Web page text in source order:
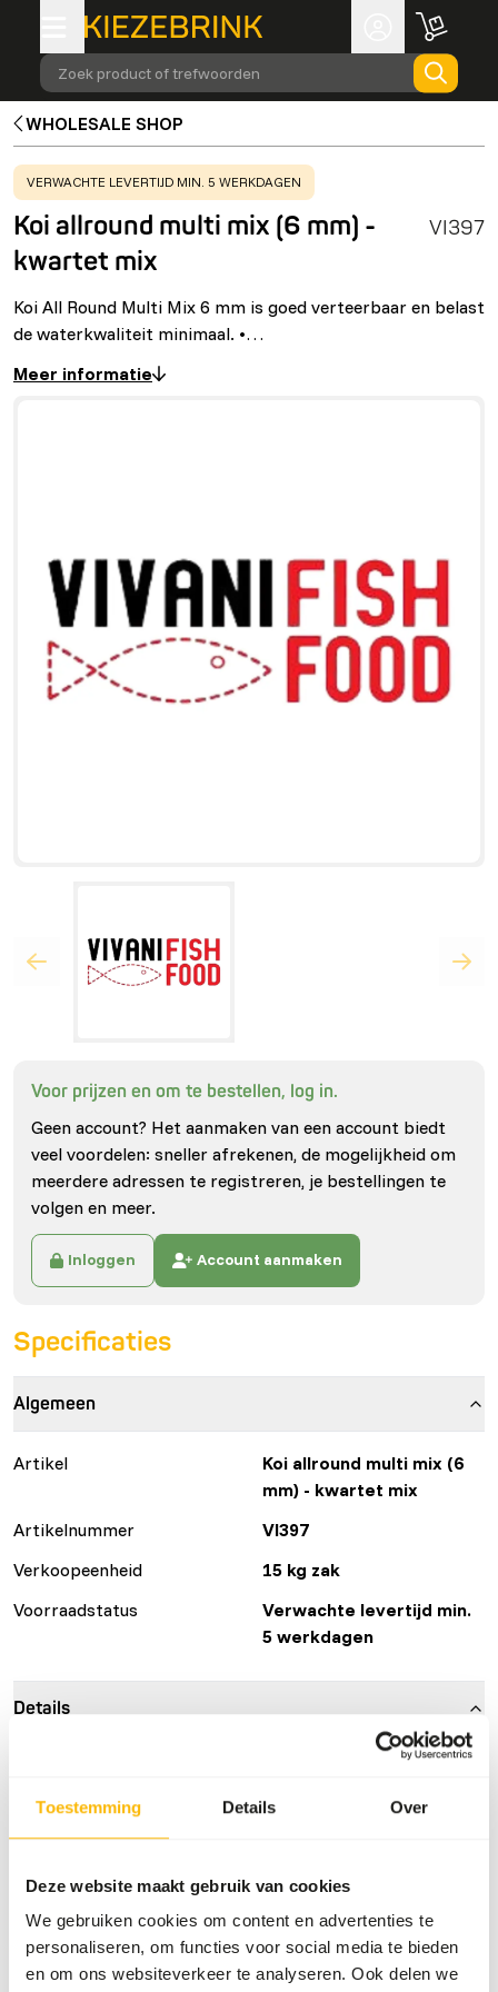
Toestemming Details Over
Deze website maakt gebruik van cookies
We gebruiken cookies om content en advertenties te
personaliseren, om functies voor social media te bieden
en om ons websiteverkeer te analyseren. Ook delen we
Zoek product of trefwoorden
WHOLESALE SHOP
WARNING:
VERWACHTE LEVERTIJD MIN. 5 WERKDAGEN
Koi allround multi mix (6 mm) -
kwartet mix
VI397
Koi All Round Multi Mix 6 mm is goed verteerbaar en belast
de waterkwaliteit minimaal. •…
Meer informatie
Voor prijzen en om te bestellen, log in.
Geen account? Het aanmaken van een account biedt
veel voordelen: sneller afrekenen, de mogelijkheid om
meerdere adressen te registreren, je bestellingen te
volgen en meer.
Inloggen Account aanmaken
Specificaties
Algemeen
Artikel
Koi allround multi mix (6
mm) - kwartet mix
Artikelnummer
VI397
Verkoopeenheid
15 kg zak
Voorraadstatus
Verwachte levertijd min.
5 werkdagen
Details
Merk
Vivani Fishfood
Voedingsadvies
• Voeren bij een watertemperatuur tot 10 graden.
• Bij een hogere watertemperatuur meerdere keren per